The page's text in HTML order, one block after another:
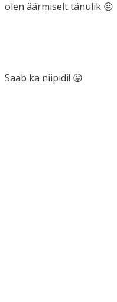
olen äärmiselt tänulik 😛
Saab ka niipidi! 😛